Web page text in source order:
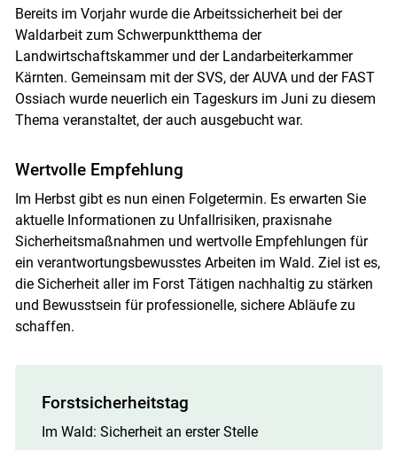
Bereits im Vorjahr wurde die Arbeitssicherheit bei der
Waldarbeit zum Schwerpunktthema der
Landwirtschaftskammer und der Landarbeiterkammer
Kärnten. Gemeinsam mit der SVS, der AUVA und der FAST
Ossiach wurde neuerlich ein ­Tageskurs im Juni zu diesem
Thema veranstaltet, der auch ausgebucht war.
Wertvolle Empfehlung
Im Herbst gibt es nun einen Folgetermin. Es erwarten Sie
aktuelle Informationen zu Unfall­risiken, praxisnahe
Sicherheitsmaßnahmen und wertvolle Empfehlungen für
ein verantwortungsbewusstes Arbeiten im Wald. Ziel ist es,
die Sicherheit aller im Forst Tätigen nachhaltig zu stärken
und Bewusstsein für professionelle, sichere Abläufe zu
schaffen.
Forstsicherheitstag
Im Wald: Sicherheit an erster Stelle